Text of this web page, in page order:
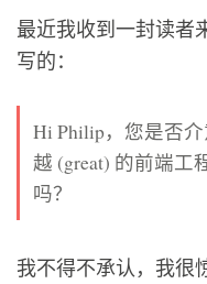
最近我收到一封读者
写的：
Hi Philip，您是否
越 (great) 的前端工
吗？
我不得不承认，我很